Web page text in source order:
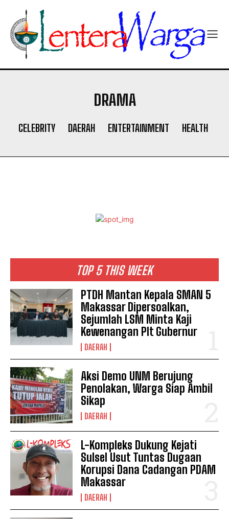
DRAMA
CELEBRITY DAERAH ENTERTAINMENT HEALTH
TOP 5 THIS WEEK
PTDH Mantan Kepala SMAN 5
Makassar Dipersoalkan,
Sejumlah LSM Minta Kaji
Kewenangan Plt Gubernur
DAERAH
Aksi Demo UNM Berujung
Penolakan, Warga Siap Ambil
Sikap
DAERAH
L-Kompleks Dukung Kejati
Sulsel Usut Tuntas Dugaan
Korupsi Dana Cadangan PDAM
Makassar
DAERAH